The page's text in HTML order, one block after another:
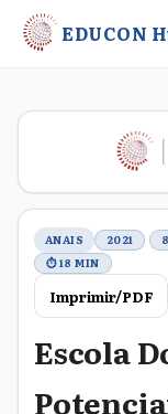
EDUCON
Metadados
ANAIS 2021
⏱ 18 MIN
Imprimir/PDF
Escola